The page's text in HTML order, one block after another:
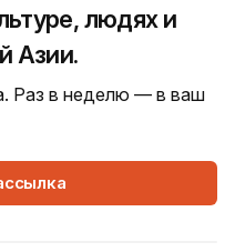
людях и
Азии.
Раз в неделю — в ваш